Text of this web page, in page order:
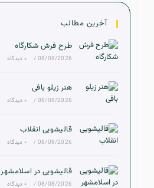
آخرین مطالب
طرح فرش شکارگاه
08/08/2026
/ ۰ دیدگاه
هنر زیلو بافی
08/08/2026
/ ۰ دیدگاه
قالیشویی انقلاب
08/08/2026
/ ۰ دیدگاه
قالیشویی در اسلامشهر
08/08/2026
/ ۰ دیدگاه